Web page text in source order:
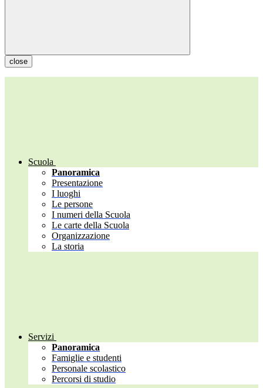
close
Scuola
Panoramica
Presentazione
I luoghi
Le persone
I numeri della Scuola
Le carte della Scuola
Organizzazione
La storia
Servizi
Panoramica
Famiglie e studenti
Personale scolastico
Percorsi di studio